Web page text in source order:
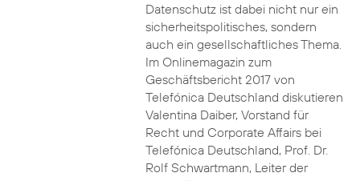
Datenschutz ist dabei nicht nur ein
sicherheitspolitisches, sondern
auch ein gesellschaftliches Thema.
Im Onlinemagazin zum
Geschäftsbericht 2017 von
Telefónica Deutschland diskutieren
Valentina Daiber, Vorstand für
Recht und Corporate Affairs bei
Telefónica Deutschland, Prof. Dr.
Rolf Schwartmann, Leiter der